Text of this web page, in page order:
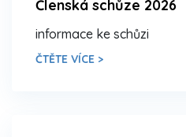
Členská schůze 2026
informace ke schůzi
ČTĚTE VÍCE >